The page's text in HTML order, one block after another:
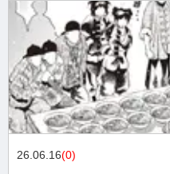
26.06.16(0)